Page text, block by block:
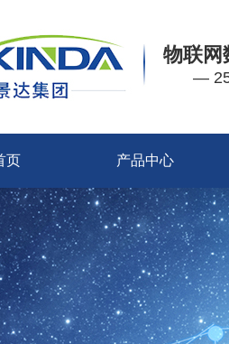
物联网
—
页 产品中心